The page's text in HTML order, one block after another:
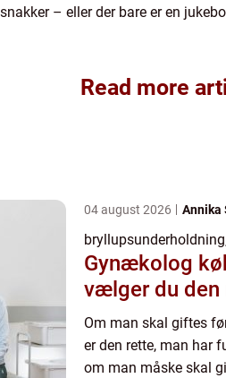
– eller der bare er en
Read more
04 august 2026 Annika
Gynækolog
vælger du
Om man skal giftes
er den rette, man har
om man måske skal